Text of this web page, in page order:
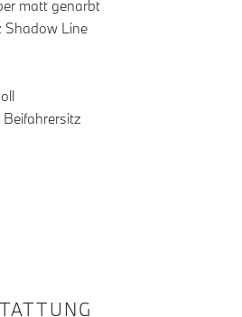
matt genarbt
Shadow Line